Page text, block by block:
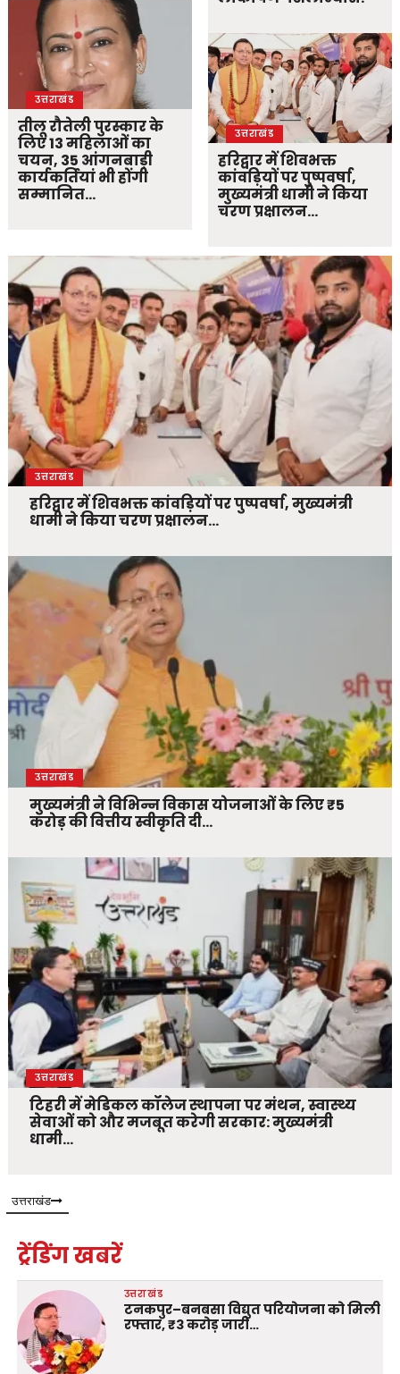
उत्तराखंड
तीलू रौतेली पुरस्कार के
लिए 13 महिलाओं का
चयन, 35 आंगनबाड़ी
कार्यकर्तियां भी होंगी
सम्मानित…
उत्तराखंड
हरिद्वार में शिवभक्त
कांवड़ियों पर पुष्पवर्षा,
मुख्यमंत्री धामी ने किया
चरण प्रक्षालन…
उत्तराखंड
हरिद्वार में शिवभक्त कांवड़ियों पर पुष्पवर्षा, मुख्यमंत्री
धामी ने किया चरण प्रक्षालन…
उत्तराखंड
मुख्यमंत्री ने विभिन्न विकास योजनाओं के लिए ₹5
करोड़ की वित्तीय स्वीकृति दी…
उत्तराखंड
टिहरी में मेडिकल कॉलेज स्थापना पर मंथन, स्वास्थ्य
सेवाओं को और मजबूत करेगी सरकार: मुख्यमंत्री
धामी…
उत्तराखंड
ट्रेंडिंग खबरें
उत्तराखंड
टनकपुर–बनबसा विद्युत परियोजना को मिली
रफ्तार, ₹3 करोड़ जारी…